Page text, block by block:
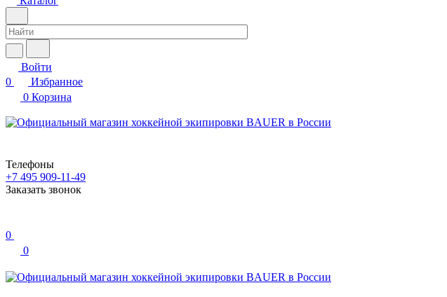
Войти
0
Избранное
0 Корзина
Телефоны
+7 495 909-11-49
Заказать звонок
0
0